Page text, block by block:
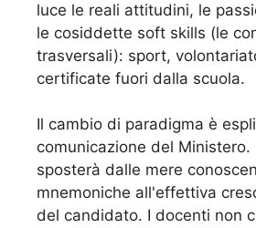
luce le reali attitudini, le
le cosiddette soft skills (le
trasversali): sport,
certificate fuori dalla scuola.
Il cambio di paradigma è
comunicazione del Ministero.
sposterà dalle mere
mnemoniche all'effettiva
del candidato. I docenti non